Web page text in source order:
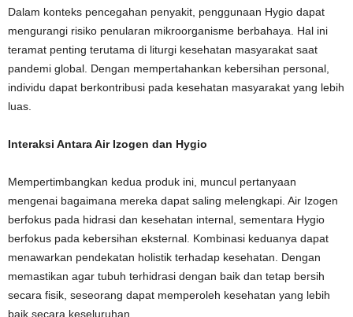
Dalam konteks pencegahan penyakit, penggunaan Hygio dapat
mengurangi risiko penularan mikroorganisme berbahaya. Hal ini
teramat penting terutama di liturgi kesehatan masyarakat saat
pandemi global. Dengan mempertahankan kebersihan personal,
individu dapat berkontribusi pada kesehatan masyarakat yang lebih
luas.
Interaksi Antara Air Izogen dan Hygio
Mempertimbangkan kedua produk ini, muncul pertanyaan
mengenai bagaimana mereka dapat saling melengkapi. Air Izogen
berfokus pada hidrasi dan kesehatan internal, sementara Hygio
berfokus pada kebersihan eksternal. Kombinasi keduanya dapat
menawarkan pendekatan holistik terhadap kesehatan. Dengan
memastikan agar tubuh terhidrasi dengan baik dan tetap bersih
secara fisik, seseorang dapat memperoleh kesehatan yang lebih
baik secara keseluruhan.